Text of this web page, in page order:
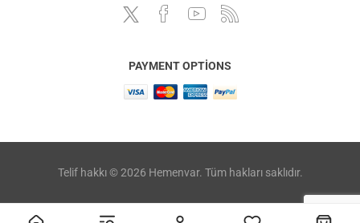
PAYMENT OPTIONS
Telif hakkı © 2026 Hemenvar. Tüm hakları saklıdır.